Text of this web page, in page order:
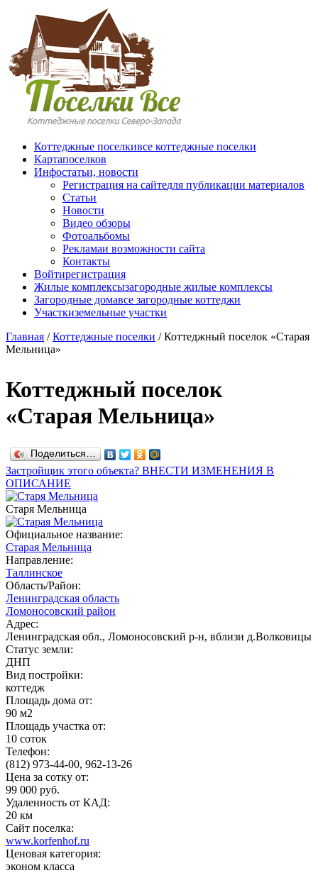
Перейти к основному содержанию
Коттеджные поселкивсе коттеджные поселки
Картапоселков
Инфостатьи, новости
Регистрация на сайтедля публикации материалов
Статьи
Новости
Видео обзоры
Фотоальбомы
Рекламаи возможности сайта
Контакты
Войтирегистрация
Жилые комплексызагородные жилые комплексы
Загородные домавсе загородные коттеджи
Участкиземельные участки
Главная / Коттеджные поселки /Коттеджный поселок «Старая
Мельница»
Коттеджный поселок
«Старая Мельница»
Поделиться…
Застройщик этого объекта? ВНЕСТИ ИЗМЕНЕНИЯ В
ОПИСАНИЕ
Старя Мельница
Официальное название:
Старая Мельница
Направление:
Таллинское
Область/Район:
Ленинградская область
Ломоносовский район
Адрес:
Ленинградская обл., Ломоносовский р-н, вблизи д.Волковицы
Статус земли:
ДНП
Вид постройки:
коттедж
Площадь дома от:
90 м2
Площадь участка от:
10 соток
Телефон:
(812) 973-44-00, 962-13-26
Цена за сотку от:
99 000 руб.
Удаленность от КАД:
20 км
Сайт поселка:
www.korfenhof.ru
Ценовая категория:
эконом класса